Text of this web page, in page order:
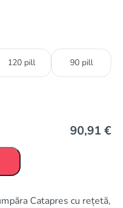
120 pill 90 pill
90,91 €
Catapres cu rețetă,